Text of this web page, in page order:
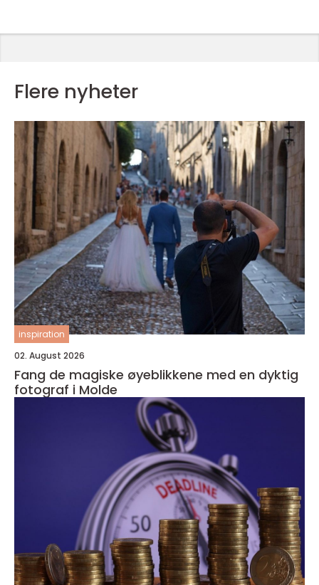
Flere nyheter
inspiration
02. August 2026
Fang de magiske øyeblikkene med en dyktig
fotograf i Molde